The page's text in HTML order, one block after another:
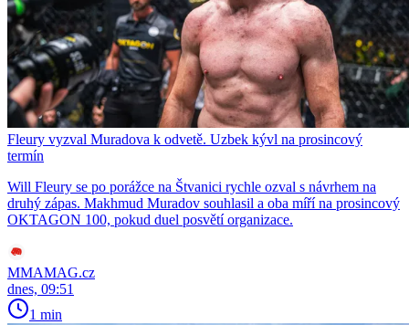
Fleury vyzval Muradova k odvetě. Uzbek kývl na prosincový
termín
Will Fleury se po porážce na Štvanici rychle ozval s návrhem na
druhý zápas. Makhmud Muradov souhlasil a oba míří na prosincový
OKTAGON 100, pokud duel posvětí organizace.
MMAMAG.cz
dnes, 09:51
1 min